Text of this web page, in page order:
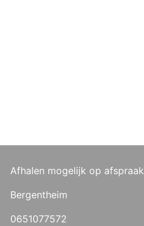
Afhalen mogelijk op afspraak
Bergentheim
0651077572